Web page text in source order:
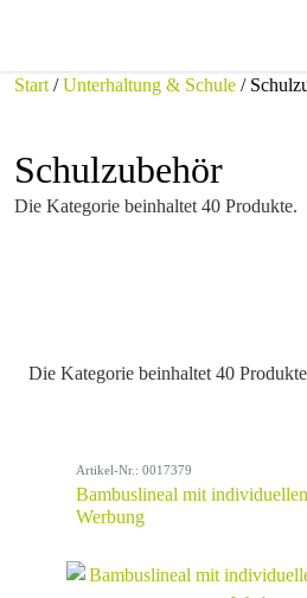
Start /Unterhaltung & Schule /
Schulzubehör
Die Kategorie beinhaltet 40 Produkte.
Farbe
Die Kategorie beinhaltet 40
Artikel-Nr.: 0017379
Bambuslineal mit
Werbung